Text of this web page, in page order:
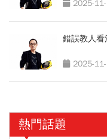
2025-
錯誤教人
2025-
熱門話題